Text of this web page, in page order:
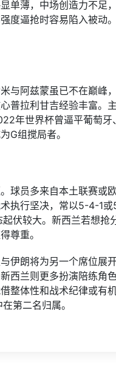
单薄，中场创造力不足
度逼抢时容易陷入被动
与阿兹蒙虽已不在巅峰
普拉利甘吉经验丰富。
年世界杯曾逼平葡萄牙
G组搅局者。
球员多来自本土联赛或
执行坚决，常以5-4-1
伏较大。新西兰若想抢
尊重。
伊朗将为另一个席位展
西兰则更多扮演陪练角
整体性和战术纪律或有
第二名归属。